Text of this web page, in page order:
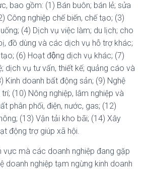
bao gồm: (1) Bán buôn; bán lẻ; sửa
Công nghiệp chế biến, chế tạo; (3)
(4) Dịch vụ việc làm; du lịch; cho
đồ dùng và các dịch vụ hỗ trợ khác;
(6) Hoạt động dịch vụ khác; (7)
dịch vụ tư vấn, thiết kế; quảng cáo và
Kinh doanh bất động sản; (9) Nghệ
(10) Nông nghiệp, lâm nghiệp và
phân phối, điện, nước, gas; (12)
(13) Vận tải kho bãi; (14) Xây
động trợ giúp xã hội.
vực mà các doanh nghiệp đang gặp
doanh nghiệp tạm ngừng kinh doanh